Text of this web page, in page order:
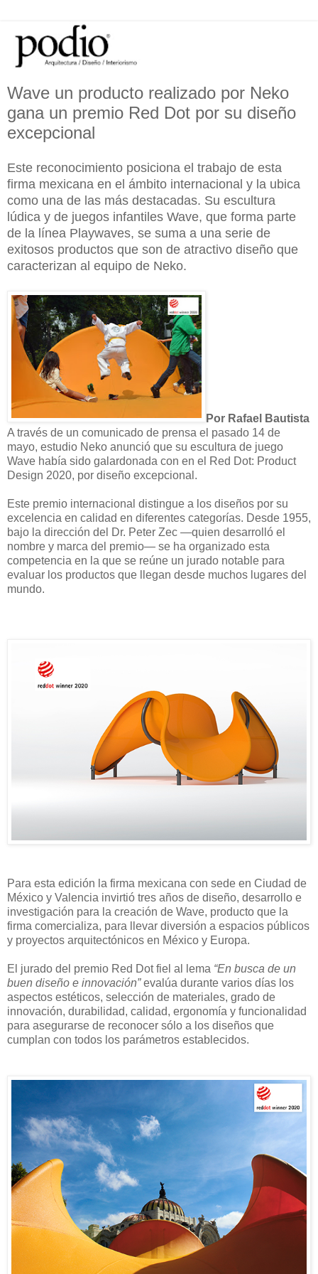
Wave un producto realizado por Neko
gana un premio Red Dot por su diseño
excepcional
Este reconocimiento posiciona el trabajo de esta
firma mexicana en el ámbito internacional y la ubica
como una de las más destacadas. Su escultura
lúdica y de juegos infantiles Wave, que forma parte
de la línea Playwaves, se suma a una serie de
exitosos productos que son de atractivo diseño que
caracterizan al equipo de Neko.
Por Rafael Bautista
A través de un comunicado de prensa el pasado 14 de
mayo, estudio Neko anunció que su escultura de juego
Wave había sido galardonada con en el Red Dot: Product
Design 2020, por diseño excepcional.
Este premio internacional distingue a los diseños por su
excelencia en calidad en diferentes categorías. Desde 1955,
bajo la dirección del Dr. Peter Zec —quien desarrolló el
nombre y marca del premio— se ha organizado esta
competencia en la que se reúne un jurado notable para
evaluar los productos que llegan desde muchos lugares del
mundo.
Para esta edición la firma mexicana con sede en Ciudad de
México y Valencia invirtió tres años de diseño, desarrollo e
investigación para la creación de Wave, producto que la
firma comercializa, para llevar diversión a espacios públicos
y proyectos arquitectónicos en México y Europa.
El jurado del premio Red Dot fiel al lema “En busca de un
buen diseño e innovación”evalúa durante varios días los
aspectos estéticos, selección de materiales, grado de
innovación, durabilidad, calidad, ergonomía y funcionalidad
para asegurarse de reconocer sólo a los diseños que
cumplan con todos los parámetros establecidos.